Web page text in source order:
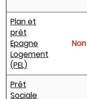
Plan et
prêt
Epagne
Logement
(PEL)
Non
Prêt
Sociale